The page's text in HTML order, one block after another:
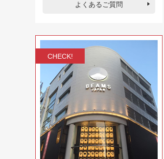
よくあるご質問
CHECK!